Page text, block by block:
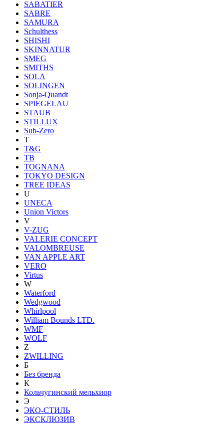
SABATIER
SABRE
SAMURA
Schulthess
SHISHI
SKINNATUR
SMEG
SMITHS
SOLA
SOLINGEN
Sonja-Quandt
SPIEGELAU
STAUB
STILLUX
Sub-Zero
T
T&G
TB
TOGNANA
TOKYO DESIGN
TREE IDEAS
U
UNECA
Union Victors
V
V-ZUG
VALERIE CONCEPT
VALOMBREUSE
VAN APPLE ART
VERO
Virtus
W
Waterford
Wedgwood
Whirlpool
William Bounds LTD.
WMF
WOLF
Z
ZWILLING
Б
Без бренда
К
Кольчугинский мельхиор
Э
ЭКО-СТИЛЬ
ЭКСКЛЮЗИВ